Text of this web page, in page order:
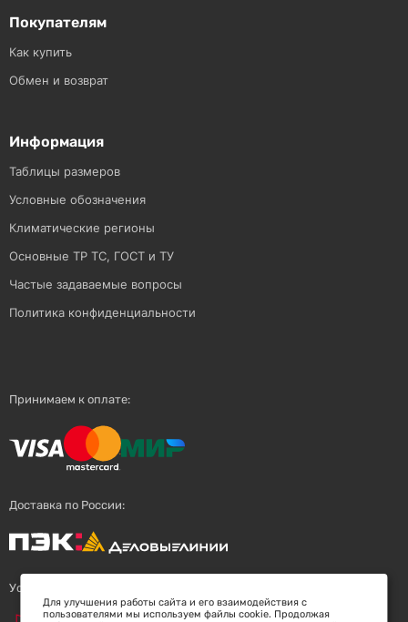
Покупателям
Как купить
Обмен и возврат
Информация
Таблицы размеров
Условные обозначения
Климатические регионы
Основные ТР ТС, ГОСТ и ТУ
Частые задаваемые вопросы
Политика конфиденциальности
Принимаем к оплате:
Доставка по России:
Успешный поставщик:
Для улучшения работы сайта и его взаимодействия с
пользователями мы используем файлы cookie. Продолжая